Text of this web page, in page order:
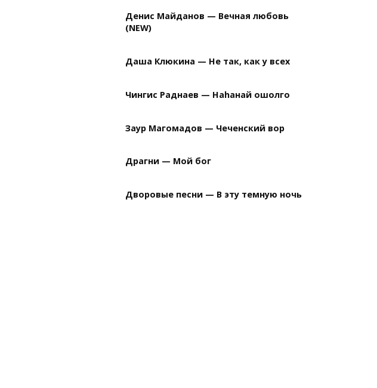
Денис Майданов — Вечная любовь
(NEW)
Даша Клюкина — Не так, как у всех
Чингис Раднаев — Наhанай ошолго
Заур Магомадов — Чеченский вор
Драгни — Мой бог
Дворовые песни — В эту темную ночь